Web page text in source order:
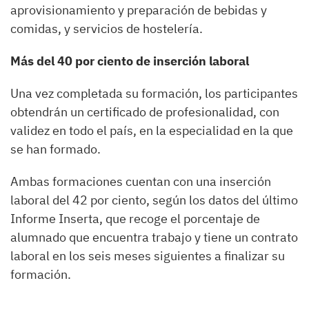
aprovisionamiento y preparación de bebidas y
comidas, y servicios de hostelería.
Más del 40 por ciento de inserción laboral
Una vez completada su formación, los participantes
obtendrán un certificado de profesionalidad, con
validez en todo el país, en la especialidad en la que
se han formado.
Ambas formaciones cuentan con una inserción
laboral del 42 por ciento, según los datos del último
Informe Inserta, que recoge el porcentaje de
alumnado que encuentra trabajo y tiene un contrato
laboral en los seis meses siguientes a finalizar su
formación.